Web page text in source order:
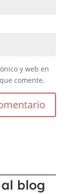
y web en
comente.
blog